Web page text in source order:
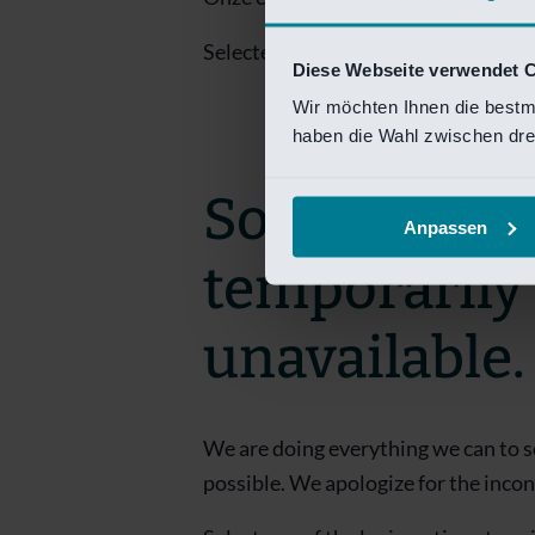
Diese Webseite verwendet
Wir möchten Ihnen die
haben die Wahl zwischen
Anpassen
Selecteer een van de login opties
Sorry! This
temporarily
unavailable.
We are doing everything we can to
possible. We apologize for the